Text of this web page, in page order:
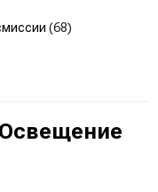
(68)